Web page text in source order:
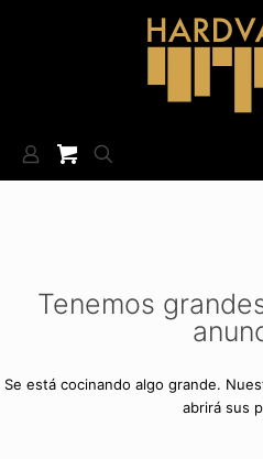
Tenemos
Se está cocinando algo grande.
abrirá sus